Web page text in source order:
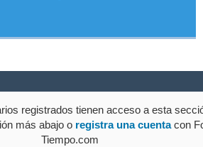
registrados tienen acceso a esta
más abajo o registra una cuentacon
Tiempo.com